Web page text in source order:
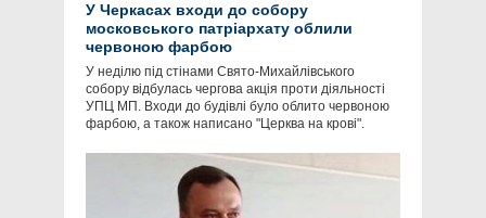
У Черкасах входи до собору
московського патріархату облили
червоною фарбою
У неділю під стінами Свято-Михайлівського
собору відбулась чергова акція проти діяльності
УПЦ МП. Входи до будівлі було облито червоною
фарбою, а також написано "Церква на крові".